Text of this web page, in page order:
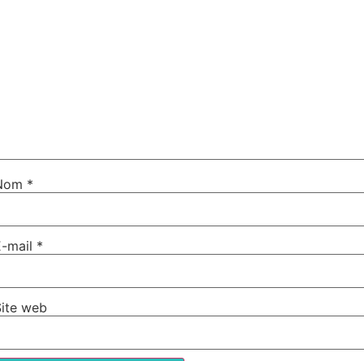
*
mail *
web